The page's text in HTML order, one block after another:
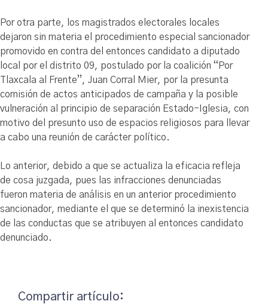
Por otra parte, los magistrados electorales locales
dejaron sin materia el procedimiento especial sancionador
promovido en contra del entonces candidato a diputado
local por el distrito 09, postulado por la coalición “Por
Tlaxcala al Frente”, Juan Corral Mier, por la presunta
comisión de actos anticipados de campaña y la posible
vulneración al principio de separación Estado-Iglesia, con
motivo del presunto uso de espacios religiosos para llevar
a cabo una reunión de carácter político.
Lo anterior, debido a que se actualiza la eficacia refleja
de cosa juzgada, pues las infracciones denunciadas
fueron materia de análisis en un anterior procedimiento
sancionador, mediante el que se determinó la inexistencia
de las conductas que se atribuyen al entonces candidato
denunciado.
Compartir artículo: